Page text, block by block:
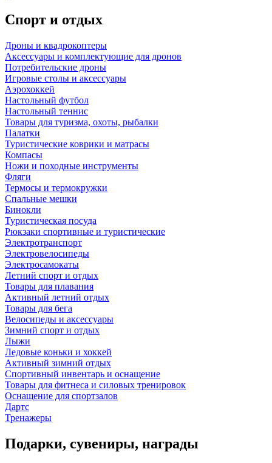
Спорт и отдых
Дроны и квадрокоптеры
Аксессуары и комплектующие для дронов
Потребительские дроны
Игровые столы и аксессуары
Аэрохоккей
Настольный футбол
Настольный теннис
Товары для туризма, охоты, рыбалки
Палатки
Туристические коврики и матрасы
Компасы
Ножи и походные инструменты
Фляги
Термосы и термокружки
Спальные мешки
Бинокли
Туристическая посуда
Рюкзаки спортивные и туристические
Электротранспорт
Электровелосипеды
Электросамокаты
Летний спорт и отдых
Товары для плавания
Активный летний отдых
Товары для бега
Велосипеды и аксессуары
Зимний спорт и отдых
Лыжи
Ледовые коньки и хоккей
Активный зимний отдых
Спортивный инвентарь и оснащение
Товары для фитнеса и силовых тренировок
Оснащение для спортзалов
Дартс
Тренажеры
Подарки, сувениры, награды